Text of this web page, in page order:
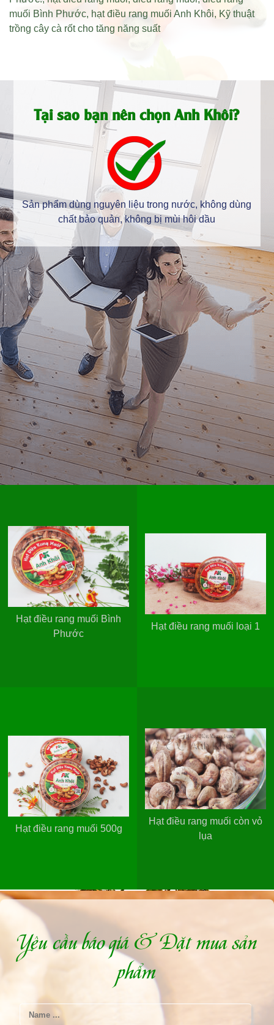
muối Bình Phước, hạt điều rang muối Anh Khôi, Kỹ thuật
trồng cây cà rốt cho tăng năng suất
Tại sao bạn nên chọn Anh Khôi?
Sản phẩm dùng nguyên liệu trong nước, không dùng
chất bảo quản, không bị mùi hôi dầu
Hạt điều rang muối Bình
Phước
Hạt điều rang muối loại 1
Hạt điều rang muối 500g
Hạt điều rang muối còn vỏ
lụa
Yêu cầu báo giá & Đặt mua sản
phẩm